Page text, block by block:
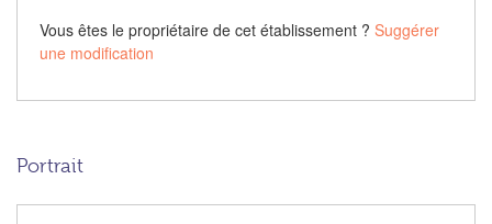
Vous êtes le propriétaire de cet établissement ? Suggérer
une modification
Portrait